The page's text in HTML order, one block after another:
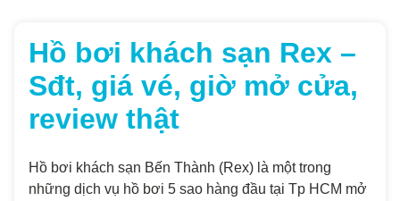
Hồ bơi khách sạn Rex –
Sđt, giá vé, giờ mở cửa,
review thật
Hồ bơi khách sạn Bến Thành (Rex) là một trong
những dịch vụ hồ bơi 5 sao hàng đầu tại Tp HCM mở